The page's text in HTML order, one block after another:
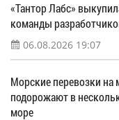
«Тантор Лабс»
команды
06.08.2026 19:07
Морские перевозки на
подорожают в
море